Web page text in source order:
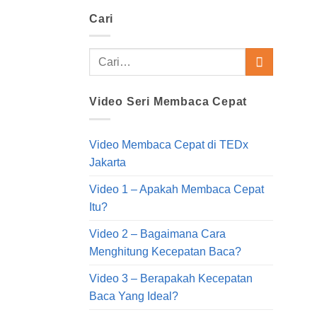
Cari
Video Seri Membaca Cepat
Video Membaca Cepat di TEDx
Jakarta
Video 1 – Apakah Membaca Cepat
Itu?
Video 2 – Bagaimana Cara
Menghitung Kecepatan Baca?
Video 3 – Berapakah Kecepatan
Baca Yang Ideal?